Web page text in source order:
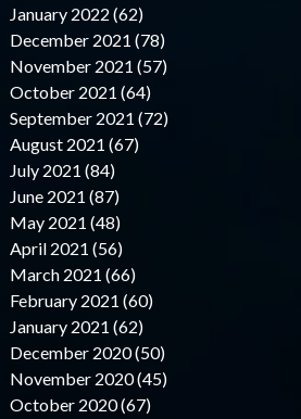
January 2022 (62)
December 2021 (78)
November 2021 (57)
October 2021 (64)
September 2021 (72)
August 2021 (67)
July 2021 (84)
June 2021 (87)
May 2021 (48)
April 2021 (56)
March 2021 (66)
February 2021 (60)
January 2021 (62)
December 2020 (50)
November 2020 (45)
October 2020 (67)